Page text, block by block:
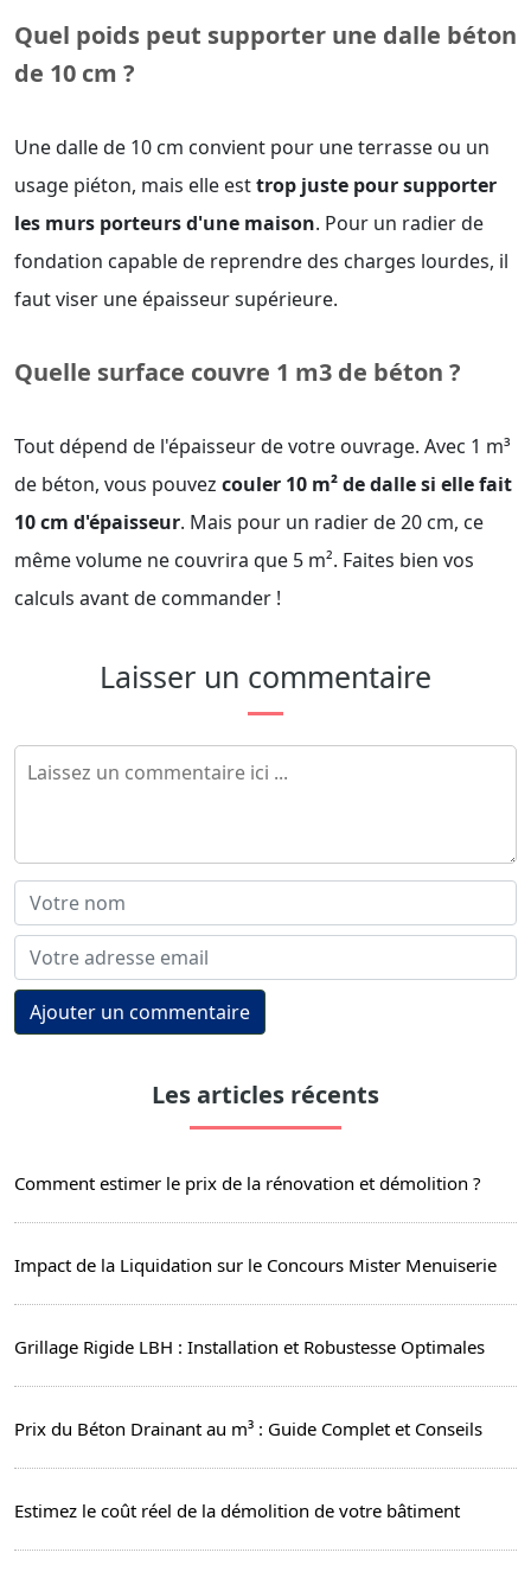
Quel poids peut supporter une dalle béton
de 10 cm ?
Une dalle de 10 cm convient pour une terrasse ou un
usage piéton, mais elle esttrop juste pour supporter
les murs porteurs d'une maison. Pour un radier de
fondation capable de reprendre des charges lourdes, il
faut viser une épaisseur supérieure.
Quelle surface couvre 1 m3 de béton ?
Tout dépend de l'épaisseur de votre ouvrage. Avec 1 m³
de béton, vous pouvez couler 10 m² de dalle si elle fait
10 cm d'épaisseur. Mais pour un radier de 20 cm, ce
même volume ne couvrira que 5 m². Faites bien vos
calculs avant de commander !
Laisser un commentaire
Ajouter un commentaire
Les articles récents
Comment estimer le prix de la rénovation et démolition ?
Impact de la Liquidation sur le Concours Mister Menuiserie
Grillage Rigide LBH : Installation et Robustesse Optimales
Prix du Béton Drainant au m³ : Guide Complet et Conseils
Estimez le coût réel de la démolition de votre bâtiment